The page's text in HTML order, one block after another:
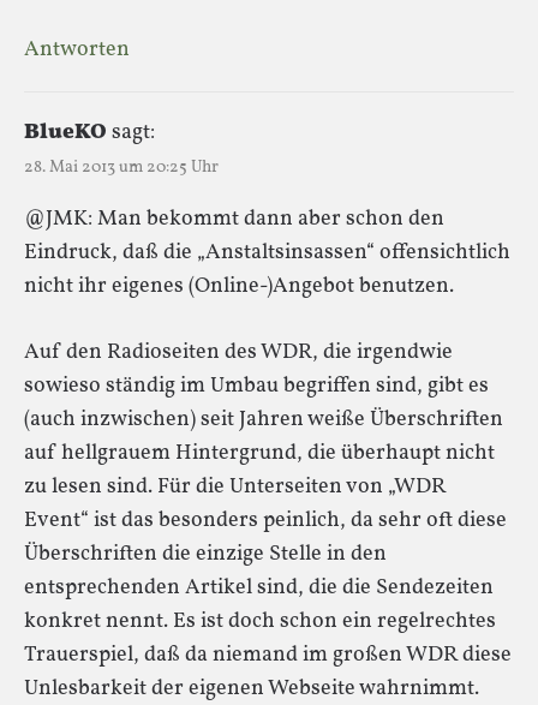
Antworten
BlueKO sagt:
28. Mai 2013 um 20:25 Uhr
@JMK: Man bekommt dann aber schon den
Eindruck, daß die „Anstaltsinsassen“ offensichtlich
nicht ihr eigenes (Online-)Angebot benutzen.
Auf den Radioseiten des WDR, die irgendwie
sowieso ständig im Umbau begriffen sind, gibt es
(auch inzwischen) seit Jahren weiße Überschriften
auf hellgrauem Hintergrund, die überhaupt nicht
zu lesen sind. Für die Unterseiten von „WDR
Event“ ist das besonders peinlich, da sehr oft diese
Überschriften die einzige Stelle in den
entsprechenden Artikel sind, die die Sendezeiten
konkret nennt. Es ist doch schon ein regelrechtes
Trauerspiel, daß da niemand im großen WDR diese
Unlesbarkeit der eigenen Webseite wahrnimmt.